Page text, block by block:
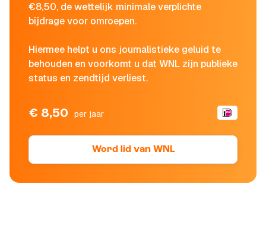
€8,50, de wettelijk minimale verplichte
bijdrage voor omroepen.
Hiermee helpt u ons journalistieke geluid te
behouden en voorkomt u dat WNL zijn publieke
status en zendtijd verliest.
€ 8,50 per jaar
Word lid van WNL